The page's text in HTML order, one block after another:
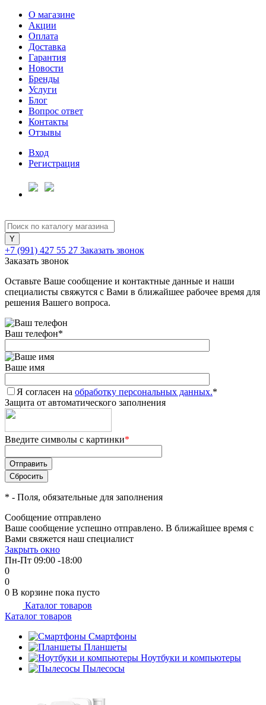
О магазине
Акции
Оплата
Доставка
Гарантия
Новости
Бренды
Услуги
Блог
Вопрос ответ
Контакты
Отзывы
Вход
Регистрация
+7 (991) 427 55 27 Заказать звонок
Заказать звонок
Оставьте Ваше сообщение и контактные данные и наши
специалисты свяжутся с Вами в ближайшее рабочее время для
решения Вашего вопроса.
Ваш телефон*
Ваше имя
Я согласен на обработку персональных данных.*
Защита от автоматического заполнения
Введите символы с картинки*
* - Поля, обязательные для заполнения
Сообщение отправлено
Ваше сообщение успешно отправлено. В ближайшее время с
Вами свяжется наш специалист
Закрыть окно
Пн-Пт 09:00 -18:00
0
0
0 В корзине пока пусто
Каталог товаров
Каталог товаров
Смартфоны
Планшеты
Ноутбуки и компьютеры
Пылесосы
Для клиентов всех банков
Разбейте
оплатуна части
без переплат
График платежей
Сегодня
25%
Добавляйте товары
в корзину
Оплачивайте сегодня только
25% картой любого банка
Получайте товар
выбранный способом
Оставшиеся75% будут
списыватьсяс вашей карты
по
Подробнее
об оплате Плайтом
недели
plait.ru